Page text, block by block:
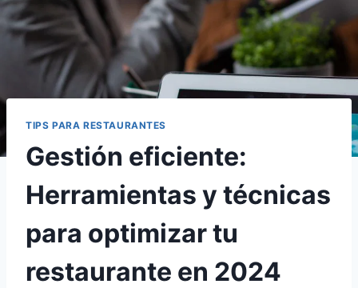
TIPS PARA RESTAURANTES
Gestión eficiente:
Herramientas y técnicas
para optimizar tu
restaurante en 2024